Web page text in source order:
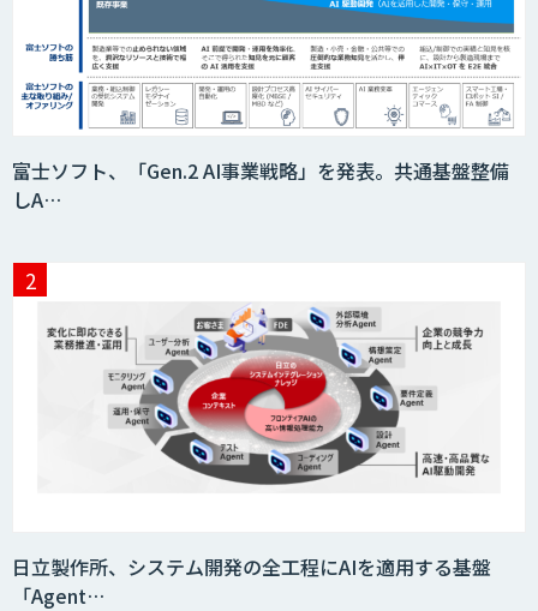
BIGDAT@Analysis
Kurrant.ai
KIBIT Amanogawa
富士ソフト、「Gen.2 AI事業戦略」を発表。共通基盤整備
しA…
日立製作所、システム開発の全工程にAIを適用する基盤
「Agent…